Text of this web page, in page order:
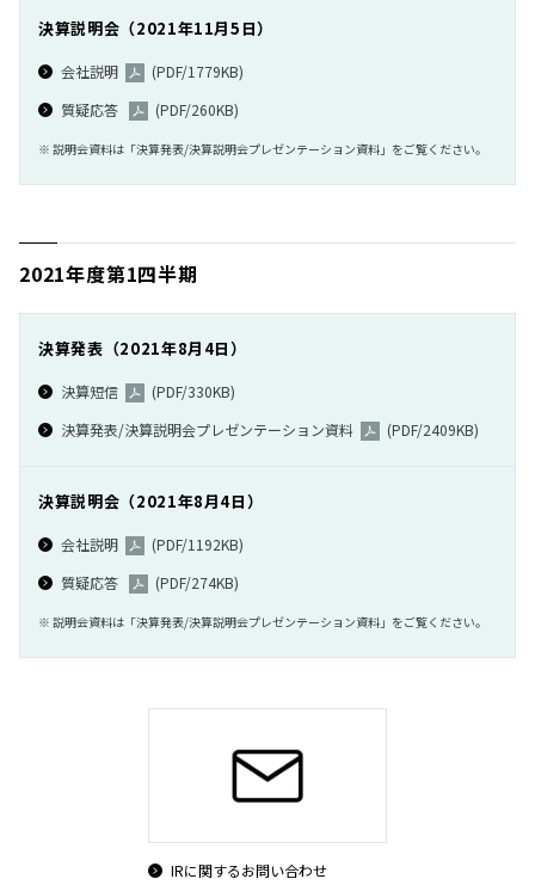
決算説明会（2021年11月5日）
会社説明
(PDF/1779KB)
質疑応答
(PDF/260KB)
※ 説明会資料は「決算発表/決算説明会プレゼンテーション資料」をご覧ください。
2021年度第1四半期
決算発表（2021年8月4日）
決算短信
(PDF/330KB)
決算発表/決算説明会プレゼンテーション資料
(PDF/2409KB)
決算説明会（2021年8月4日）
会社説明
(PDF/1192KB)
質疑応答
(PDF/274KB)
※ 説明会資料は「決算発表/決算説明会プレゼンテーション資料」をご覧ください。
IRに関するお問い合わせ